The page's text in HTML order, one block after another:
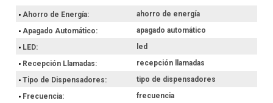
Ahorro de Energía
ahorro de energía
Apagado Automático
apagado automático
LED
led
Recepción Llamadas
recepción llamadas
Tipo de Dispensadores
tipo de dispensadores
Frecuencia
frecuencia